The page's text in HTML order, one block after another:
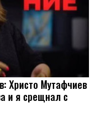
Христо Мутафчиев
и я срещнал с